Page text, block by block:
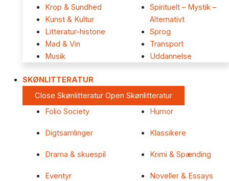
Krop & Sundhed
Kunst & Kultur
Litteratur-historie
Mad & Vin
Musik
Spirituelt – Mystik –
Alternativt
Sprog
Transport
Uddannelse
SKØNLITTERATUR
Close Skønlitteratur Open Skønlitteratur
Folio Society
Digtsamlinger
Drama & skuespil
Eventyr
Humor
Klassikere
Krimi & Spænding
Noveller & Essays